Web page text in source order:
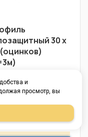
30 х
в наличии
5
и
просмотр, вы